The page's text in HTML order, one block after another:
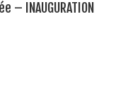
– INAUGURATION